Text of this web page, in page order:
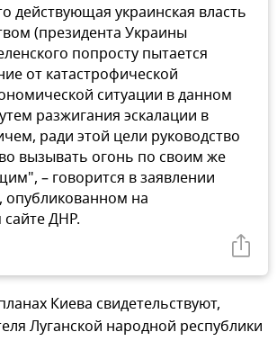
действующая украинская власть
(президента Украины
попросту пытается
от катастрофической
ситуации в данном
разжигания эскалации в
ради этой цели руководство
вызывать огонь по своим же
– говорится в заявлении
на
ДНР.
Киева свидетельствуют,
Луганской народной республики